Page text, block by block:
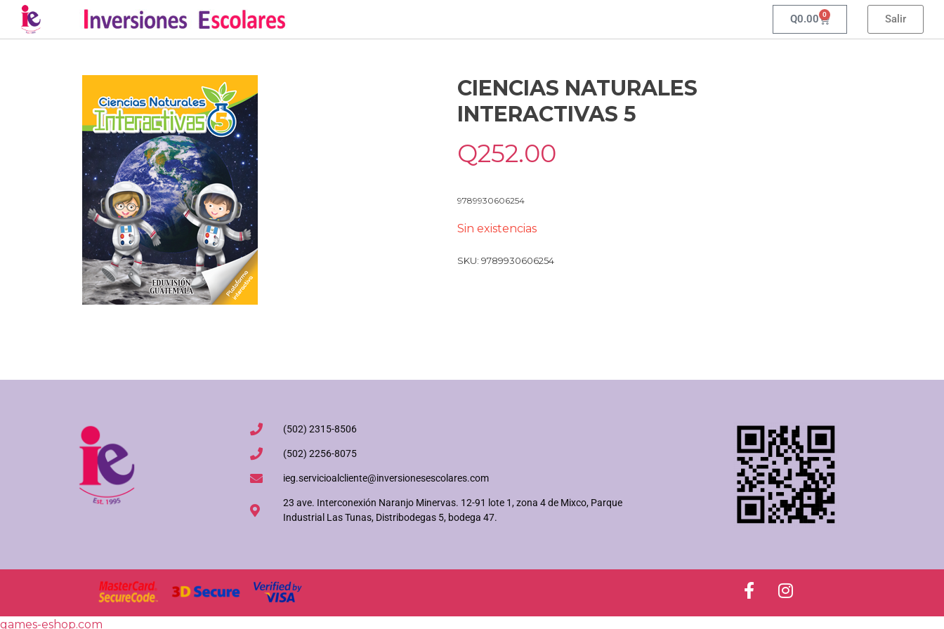
Q0.00 0 Salir
CIENCIAS NATURALES
INTERACTIVAS 5
Q252.00
9789930606254
Sin existencias
SKU: 9789930606254
(502) 2315-8506
(502) 2256-8075
ieg.servicioalcliente@inversionesescolares.com
23 ave. Interconexión Naranjo Minervas. 12-91 lote 1, zona 4 de Mixco, Parque
Industrial Las Tunas, Distribodegas 5, bodega 47.
games-eshop.com